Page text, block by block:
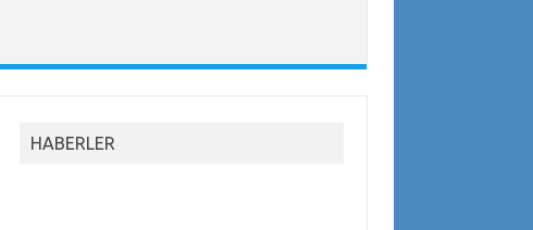
HABERLER